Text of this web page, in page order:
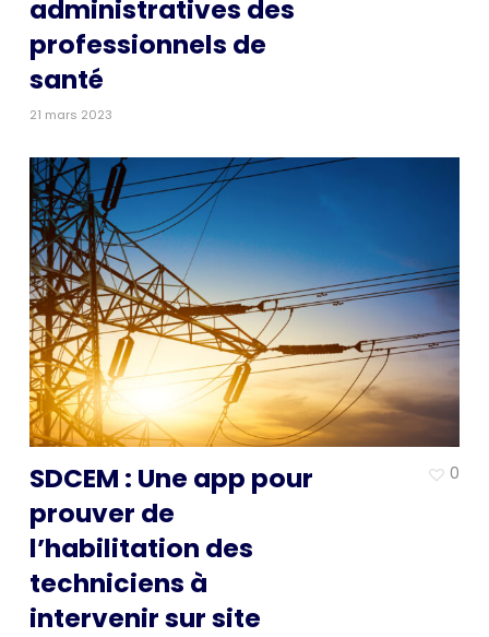
administratives des
professionnels de
santé
21 mars 2023
SDCEM : Une app pour
prouver de
l’habilitation des
techniciens à
intervenir sur site
0